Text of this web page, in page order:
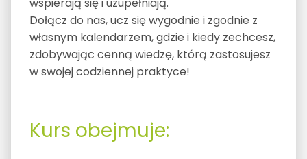
Dołącz do nas, ucz się wygodnie i zgodnie z
własnym kalendarzem, gdzie i kiedy zechcesz,
zdobywając cenną wiedzę, którą zastosujesz
w swojej codziennej praktyce!
Kurs obejmuje: